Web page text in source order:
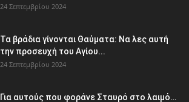
24 Σεπτεμβρίου 2024
Τα βράδια γίνονται Θαύματα: Να λες αυτή
την προσευχή του Αγίου...
24 Σεπτεμβρίου 2024
Για αυτούς που φοράνε Σταυρό στο λαιμό…